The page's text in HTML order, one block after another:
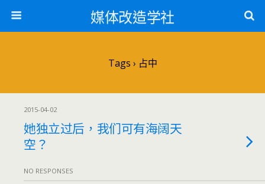
媒体改造学社
Tags › 占中
2015-04-02
她独立过后，我们可有海阔天
空？
NO RESPONSES